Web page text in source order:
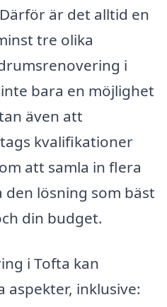
är det alltid en
tre olika
i
bara en möjlighet
även att
kvalifikationer
att samla in flera
lösning som bäst
din budget.
i Tofta kan
aspekter, inklusive: